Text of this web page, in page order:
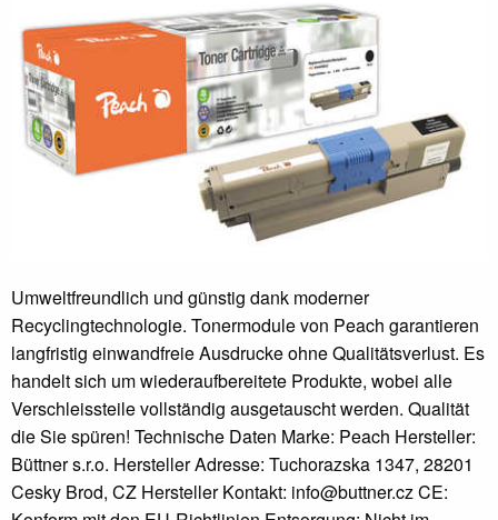
Umweltfreundlich und günstig dank moderner
Recyclingtechnologie. Tonermodule von Peach garantieren
langfristig einwandfreie Ausdrucke ohne Qualitätsverlust. Es
handelt sich um wiederaufbereitete Produkte, wobei alle
Verschleissteile vollständig ausgetauscht werden. Qualität
die Sie spüren! Technische Daten Marke: Peach Hersteller:
Büttner s.r.o. Hersteller Adresse: Tuchorazska 1347, 28201
Cesky Brod, CZ Hersteller Kontakt: info@buttner.cz CE: